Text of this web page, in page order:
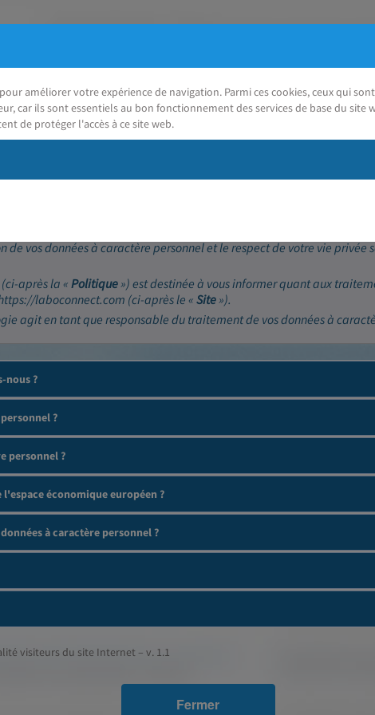
de vos données à caractère personnel et le respect de votre vie
après la « Politique») est destinée à vous informer quant aux
laboconnect.com (ci-après le « Site»).
agit en tant que responsable du traitement de vos données à
nous ?
?
personnel ?
économique européen ?
à caractère personnel ?
visiteurs du site Internet – v. 1.1
Fermer
améliorer votre expérience de navigation. Parmi ces cookies, ceux qui
car ils sont essentiels au bon fonctionnement des services de base du site
de protéger l'accès à ce site web.